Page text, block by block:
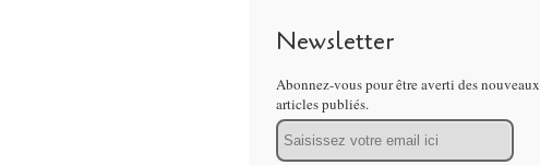
Newsletter
Abonnez-vous pour être averti des nouveaux
articles publiés.
Email